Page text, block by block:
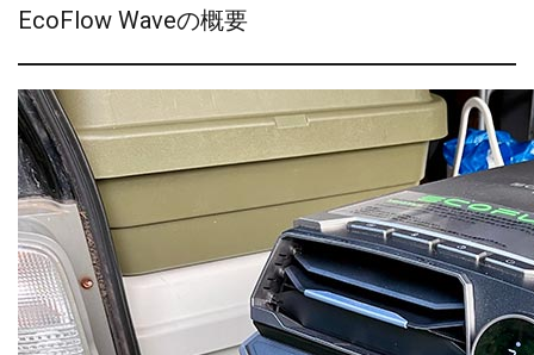
EcoFlow Waveの概要